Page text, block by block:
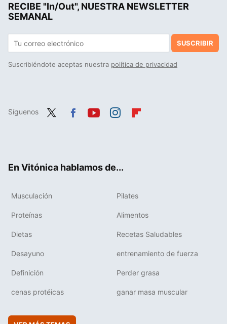
RECIBE "In/Out", NUESTRA NEWSLETTER
SEMANAL
SUSCRIBIR
Suscribiéndote aceptas nuestra política de privacidad
Síguenos
En Vitónica hablamos de...
Musculación Pilates
Proteínas Alimentos
Dietas Recetas Saludables
Desayuno entrenamiento de fuerza
Definición Perder grasa
cenas protéicas ganar masa muscular